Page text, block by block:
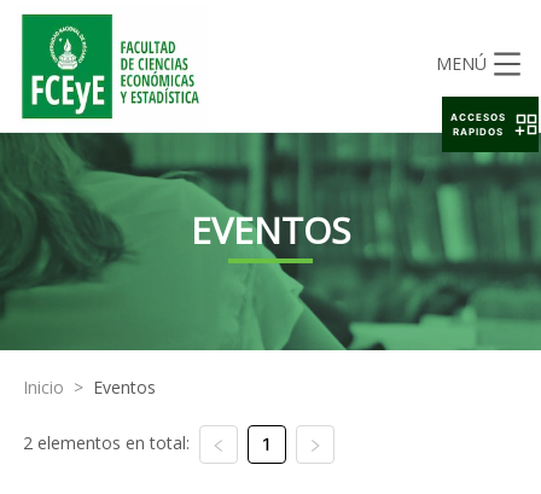
MENÚ
EVENTOS
Inicio > Eventos
2 elementos en total: 1
ACCESOS
RAPIDOS